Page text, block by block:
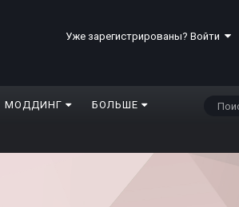
Уже зарегистрированы? Войти
МОДДИНГ БОЛЬШЕ